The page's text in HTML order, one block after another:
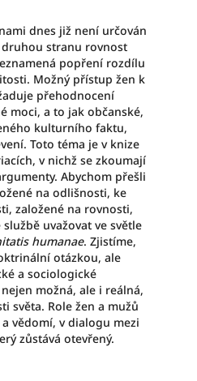
dnes již není určován
stranu rovnost
popření rozdílu
Možný přístup žen k
přehodnocení
moci, a to jak občanské,
kulturního faktu,
Toto téma je v knize
v nichž se zkoumají
Abychom přešli
na odlišnosti, ke
založené na rovnosti,
uvažovat ve světle
humanae. Zjistíme,
otázkou, ale
a sociologické
možná, ale i reálná,
světa. Role žen a mužů
vědomí, v dialogu mezi
zůstává otevřený.